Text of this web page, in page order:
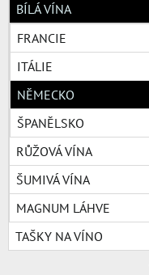
BÍLÁ VÍNA
FRANCIE
ITÁLIE
NĚMECKO
ŠPANĚLSKO
RŮŽOVÁ VÍNA
ŠUMIVÁ VÍNA
MAGNUM LÁHVE
TAŠKY NA VÍNO